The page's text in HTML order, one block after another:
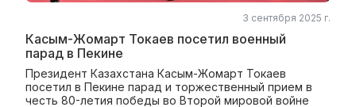
3 сентября 2025 г.
Касым-Жомарт Токаев посетил военный
парад в Пекине
Президент Казахстана Касым-Жомарт Токаев
посетил в Пекине парад и торжественный прием в
честь 80-летия победы во Второй мировой войне